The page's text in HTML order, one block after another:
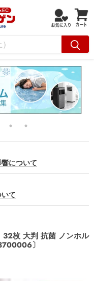
について
て
32枚 大判 抗菌 ノンホル
〕